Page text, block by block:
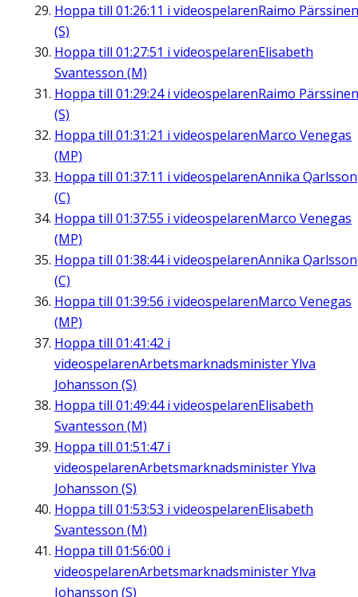
Hoppa till 01:26:11 i videospelarenRaimo Pärssinen
(S)
Hoppa till 01:27:51 i videospelarenElisabeth
Svantesson (M)
Hoppa till 01:29:24i videospelarenRaimo Pärssinen
(S)
Hoppa till 01:31:21 i videospelarenMarco Venegas
(MP)
Hoppa till 01:37:11 i videospelarenAnnika Qarlsson
(C)
Hoppa till 01:37:55 i videospelarenMarco Venegas
(MP)
Hoppa till 01:38:44i videospelarenAnnika Qarlsson
(C)
Hoppa till 01:39:56 i videospelarenMarco Venegas
(MP)
Hoppa till 01:41:42 i
videospelarenArbetsmarknadsminister Ylva
Johansson (S)
Hoppa till 01:49:44i videospelarenElisabeth
Svantesson (M)
Hoppa till 01:51:47 i
videospelarenArbetsmarknadsminister Ylva
Johansson (S)
Hoppa till 01:53:53 i videospelarenElisabeth
Svantesson (M)
Hoppa till 01:56:00 i
videospelarenArbetsmarknadsminister Ylva
Johansson (S)